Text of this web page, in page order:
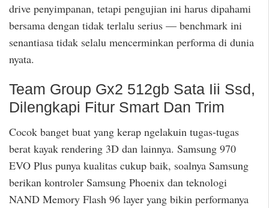
drive penyimpanan, tetapi pengujian ini harus dipahami
bersama dengan tidak terlalu serius — benchmark ini
senantiasa tidak selalu mencerminkan performa di dunia
nyata.
Team Group Gx2 512gb Sata Iii Ssd,
Dilengkapi Fitur Smart Dan Trim
Cocok banget buat yang kerap ngelakuin tugas-tugas
berat kayak rendering 3D dan lainnya. Samsung 970
EVO Plus punya kualitas cukup baik, soalnya Samsung
berikan kontroler Samsung Phoenix dan teknologi
NAND Memory Flash 96 layer yang bikin performanya